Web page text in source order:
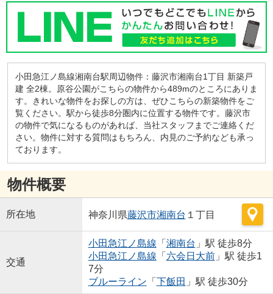
小田急江ノ島線湘南台駅周辺物件：藤沢市湘南台1丁目 新築戸
建 全2棟。原谷公園がこちらの物件から489mのところにありま
す。きれいな物件をお探しの方は、ぜひこちらの新築物件をご
覧ください。駅から徒歩8分圏内に位置する物件です。藤沢市
の物件で気になるものがあれば、当社スタッフまでご連絡くだ
さい。物件に対する質問はもちろん、内見のご予約なども承っ
ております。
物件概要
所在地 神奈川県藤沢市湘南台 １丁目
交通
小田急江ノ島線 「 湘南台 」駅 徒歩8分
小田急江ノ島線 「 六会日大前」駅 徒歩1
7分
ブルーライン 「 下飯田 」駅 徒歩30分